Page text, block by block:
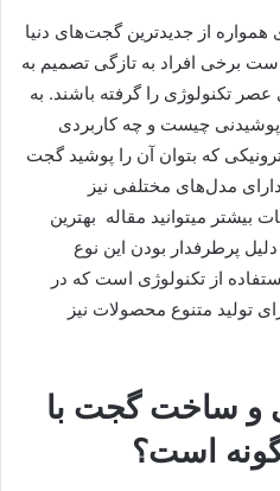
همواره از جدیدترین گجت‌های دنیا
برخی افراد به تازگی تصمیم به
تکنولوژی را گرفته باشند. به
چیست و چه کاربردی
که بتوان آن را پوشید گجت
مدل‌های مختلفی نیز
بیشتر میتوانید مقاله بهترین
پرطرفدار بودن این نوع
از تکنولوژی است که در
تولید متنوع محصولات نیز
و ساخت گجت با
است؟